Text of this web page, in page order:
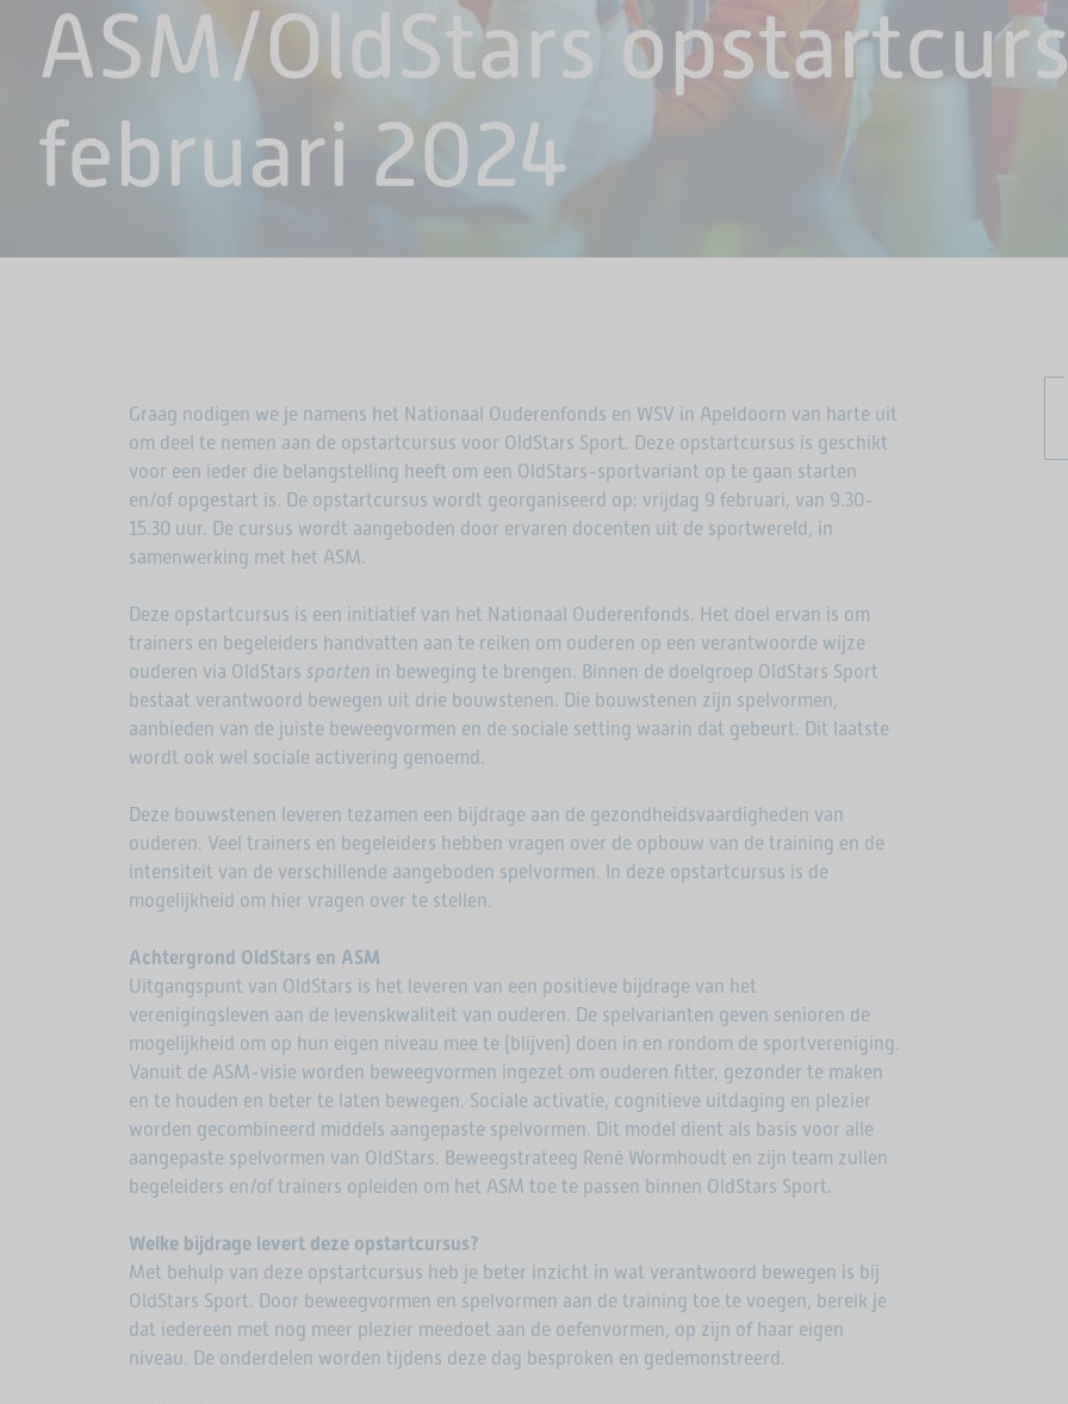
ASM/OldStars
februari 2024
Graag nodigen we je namens het Nationaal Ouderenfonds en WSV in Apeldoorn van harte uit
om deel te nemen aan de opstartcursus voor OldStars Sport. Deze opstartcursus is geschikt
voor een ieder die belangstelling heeft om een OldStars-sportvariant op te gaan starten
en/of opgestart is. De opstartcursus wordt georganiseerd op: vrijdag 9 februari, van 9.30-
15.30 uur. De cursus wordt aangeboden door ervaren docenten uit de sportwereld, in
samenwerking met het ASM.
Deze opstartcursus is een initiatief van het Nationaal Ouderenfonds. Het doel ervan is om
trainers en begeleiders handvatten aan te reiken om ouderen op een verantwoorde wijze
ouderen via OldStars sporten in beweging te brengen. Binnen de doelgroep OldStars Sport
bestaat verantwoord bewegen uit drie bouwstenen. Die bouwstenen zijn spelvormen,
aanbieden van de juiste beweegvormen en de sociale setting waarin dat gebeurt. Dit laatste
wordt ook wel sociale activering genoemd.
Deze bouwstenen leveren tezamen een bijdrage aan de gezondheidsvaardigheden van
ouderen. Veel trainers en begeleiders hebben vragen over de opbouw van de training en de
intensiteit van de verschillende aangeboden spelvormen. In deze opstartcursus is de
mogelijkheid om hier vragen over te stellen.
Achtergrond OldStars en ASM
Uitgangspunt van OldStars is het leveren van een positieve bijdrage van het
verenigingsleven aan de levenskwaliteit van ouderen. De spelvarianten geven senioren de
mogelijkheid om op hun eigen niveau mee te (blijven) doen in en rondom de sportvereniging.
Vanuit de ASM-visie worden beweegvormen ingezet om ouderen fitter, gezonder te maken
en te houden en beter te laten bewegen. Sociale activatie, cognitieve uitdaging en plezier
worden gecombineerd middels aangepaste spelvormen. Dit model dient als basis voor alle
aangepaste spelvormen van OldStars. Beweegstrateeg René Wormhoudt en zijn team zullen
begeleiders en/of trainers opleiden om het ASM toe te passen binnen OldStars Sport.
Welke bijdrage levert deze opstartcursus?
Met behulp van deze opstartcursus heb je beter inzicht in wat verantwoord bewegen is bij
OldStars Sport. Door beweegvormen en spelvormen aan de training toe te voegen, bereik je
dat iedereen met nog meer plezier meedoet aan de oefenvormen, op zijn of haar eigen
niveau. De onderdelen worden tijdens deze dag besproken en gedemonstreerd.